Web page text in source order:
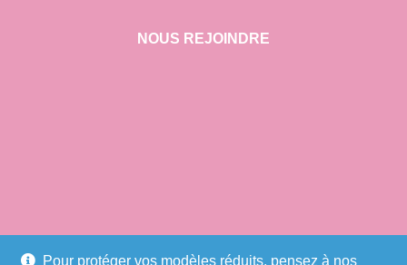
Pour protéger vos modèles réduits, pensez à nos
NOUS REJOINDRE